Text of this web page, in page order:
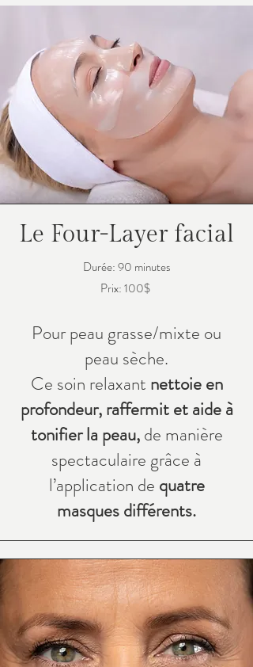
Le Four-Layer facial
Durée: 90 minutes
Prix: 100$
Pour peau grasse/mixte ou
peau sèche.
Ce soin relaxant nettoie en
profondeur, raffermit et aide à
tonifier la peau,de manière
spectaculaire grâce à
l’application de quatre
masques différents.